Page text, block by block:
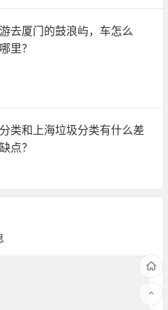
去厦门的鼓浪屿，车怎么
里？
类和上海垃圾分类有什么差
点？